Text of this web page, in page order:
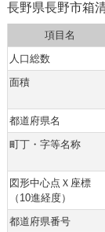
長野県長野市箱
項目名
人口総数
面積
都道府県名
町丁・字等名称
図形中心点Ｘ座標
（10進経度）
都道府県番号